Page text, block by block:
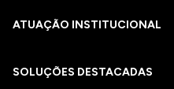
ATUAÇÃO INSTITUCIONAL
SOLUÇÕES DESTACADAS